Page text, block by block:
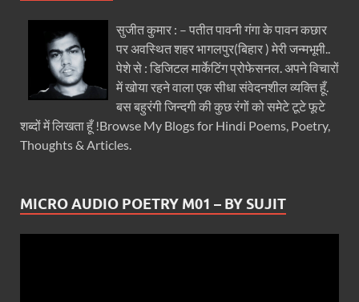
सुजीत कुमार : – पतीत पावनी गंगा के पावन कछार
पर अवस्थित शहर भागलपुर(बिहार ) मेरी जन्मभूमी..
पेशे से : डिजिटल मार्केटिंग प्रोफेसनल. अपने विचारों
में खोया रहने वाला एक सीधा संवेदनशील व्यक्ति हूँ.
बस बहुरंगी जिन्दगी की कुछ रंगों को समेटे टूटे फूटे
शब्दों में लिखता हूँ !Browse My Blogs for Hindi Poems, Poetry,
Thoughts & Articles.
MICRO AUDIO POETRY M01 – BY SUJIT